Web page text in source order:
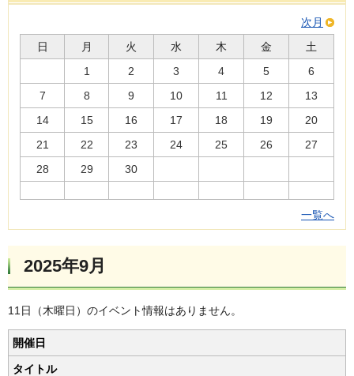
次月
日
月 火 水 木 金
土
1
2 3 4 5
6
7
8 9 10 11 12
13
14
15 16 17 18 19
20
21
22 23 24 25 26
27
28
29 30
一覧へ
2025年9月
11日（木曜日）のイベント情報はありません。
開催日
タイトル